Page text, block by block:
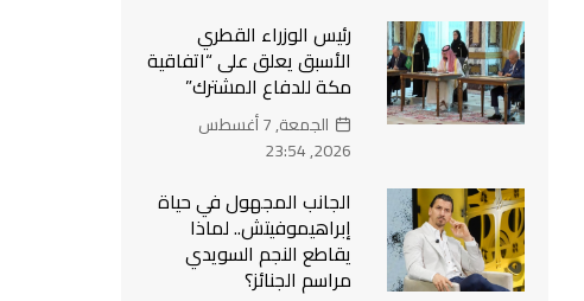
رئيس الوزراء القطري
الأسبق يعلق على “اتفاقية
مكة للدفاع المشترك”
الجمعة, 7 أغسطس
2026, 23:54
الجانب المجهول في حياة
إبراهيموفيتش.. لماذا
يقاطع النجم السويدي
مراسم الجنائز؟